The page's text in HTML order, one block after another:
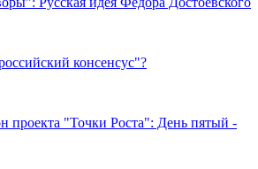
консенсус"?
проекта "Точки Роста": День пятый -